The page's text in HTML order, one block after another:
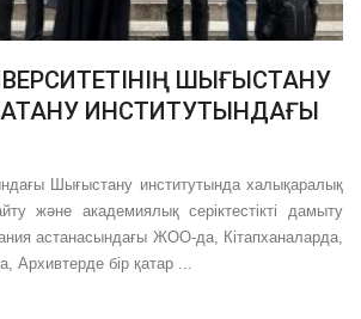
ШЫҒЫСТАНУ
ИНСТИТУТЫНДАҒЫ
Шығыстану институтында халықаралық
және академиялық серіктестікті дамыту
астанасындағы ЖОО-да, Кітапханаларда,
Архивтерде бір қатар ...